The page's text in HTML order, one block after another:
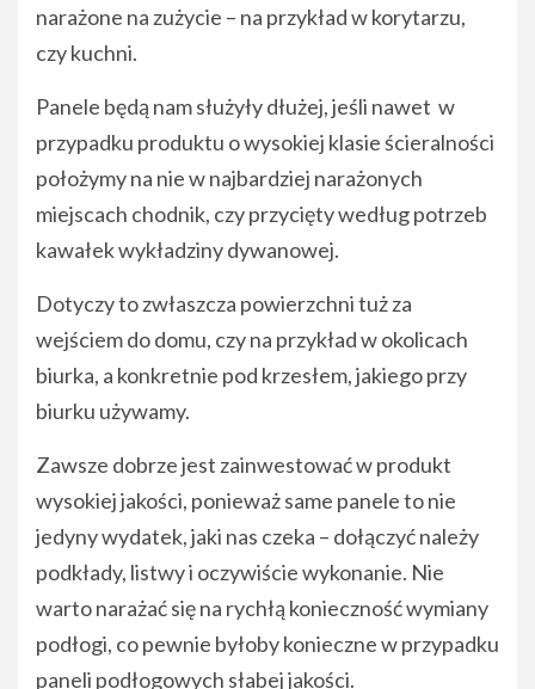
narażone na zużycie – na przykład w korytarzu,
czy kuchni.
Panele będą nam służyły dłużej, jeśli nawet w
przypadku produktu o wysokiej klasie ścieralności
położymy na nie w najbardziej narażonych
miejscach chodnik, czy przycięty według potrzeb
kawałek wykładziny dywanowej.
Dotyczy to zwłaszcza powierzchni tuż za
wejściem do domu, czy na przykład w okolicach
biurka, a konkretnie pod krzesłem, jakiego przy
biurku używamy.
Zawsze dobrze jest zainwestować w produkt
wysokiej jakości, ponieważ same panele to nie
jedyny wydatek, jaki nas czeka – dołączyć należy
podkłady, listwy i oczywiście wykonanie. Nie
warto narażać się na rychłą konieczność wymiany
podłogi, co pewnie byłoby konieczne w przypadku
paneli podłogowych słabej jakości.